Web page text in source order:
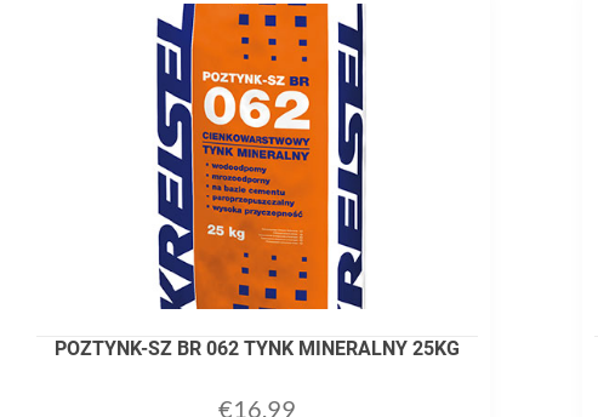
POZTYNK-SZ BR 062 TYNK MINERALNY 25KG
€16,99